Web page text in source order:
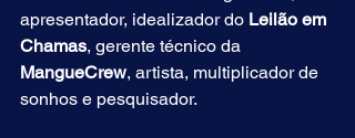
apresentador, idealizador do Leilão em
Chamas, gerente técnico da
MangueCrew, artista, multiplicador de
sonhos e pesquisador.